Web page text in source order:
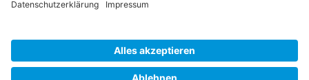
© Copyright 2024 - Villa Bella |Cookie-
Einstellungen|Kontakt|Datenschutz|